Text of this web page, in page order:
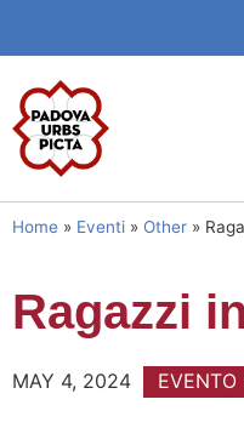
Home » Eventi » Other »
Ragazzi
MAY 4, 2024